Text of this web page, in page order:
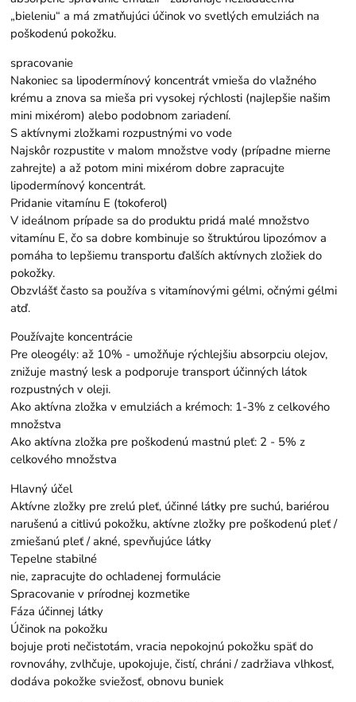
„bieleniu“ a má zmatňujúci účinok vo svetlých emulziách na
poškodenú pokožku.
spracovanie
Nakoniec sa lipodermínový koncentrát vmieša do vlažného
krému a znova sa mieša pri vysokej rýchlosti (najlepšie našim
mini mixérom) alebo podobnom zariadení.
S aktívnymi zložkami rozpustnými vo vode
Najskôr rozpustite v malom množstve vody (prípadne mierne
zahrejte) a až potom mini mixérom dobre zapracujte
lipodermínový koncentrát.
Pridanie vitamínu E (tokoferol)
V ideálnom prípade sa do produktu pridá malé množstvo
vitamínu E, čo sa dobre kombinuje so štruktúrou lipozómov a
pomáha to lepšiemu transportu ďalších aktívnych zložiek do
pokožky.
Obzvlášť často sa používa s vitamínovými gélmi, očnými gélmi
atď.
Používajte koncentrácie
Pre oleogély: až 10% - umožňuje rýchlejšiu absorpciu olejov,
znižuje mastný lesk a podporuje transport účinných látok
rozpustných v oleji.
Ako aktívna zložka v emulziách a krémoch: 1-3% z celkového
množstva
Ako aktívna zložka pre poškodenú mastnú pleť: 2 - 5% z
celkového množstva
Hlavný účel
Aktívne zložky pre zrelú pleť, účinné látky pre suchú, bariérou
narušenú a citlivú pokožku, aktívne zložky pre poškodenú pleť /
zmiešanú pleť / akné, spevňujúce látky
Tepelne stabilné
nie, zapracujte do ochladenej formulácie
Spracovanie v prírodnej kozmetike
Fáza účinnej látky
Účinok na pokožku
bojuje proti nečistotám, vracia nepokojnú pokožku späť do
rovnováhy, zvlhčuje, upokojuje, čistí, chráni / zadržiava vlhkosť,
dodáva pokožke sviežosť, obnovu buniek